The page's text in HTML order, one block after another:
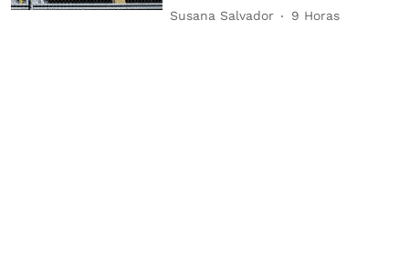
Susana Salvador 9 Horas